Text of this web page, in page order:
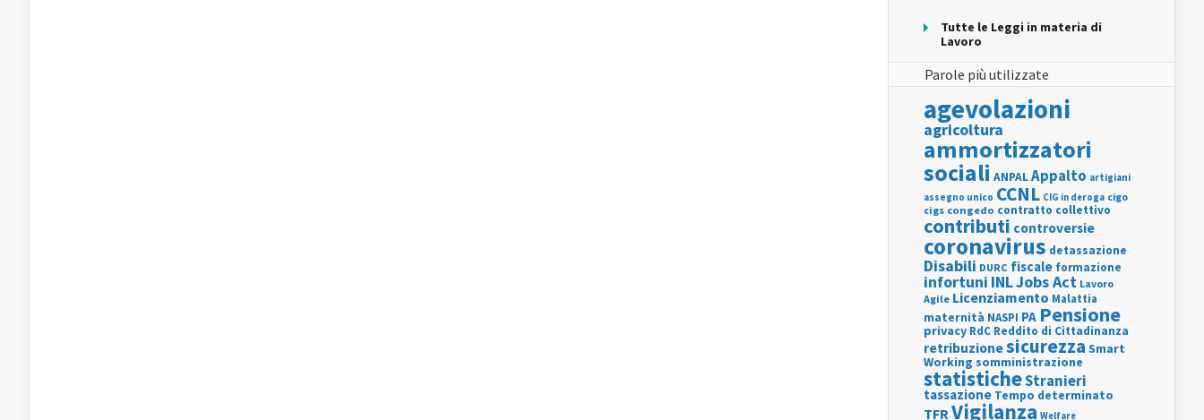
Tutte le Leggi in materia di
Lavoro
Parole più utilizzate
agevolazioni
agricoltura
ammortizzatori
sociali ANPALAppalto artigiani
assegno unico CCNL CIG in deroga cigo
cigs congedo contratto collettivo
contributi controversie
coronavirus detassazione
Disabili DURC fiscale formazione
infortuni INLJobs Act Lavoro
Agile Licenziamento Malattia
maternità NASPI PA Pensione
privacy RdC Reddito di Cittadinanza
retribuzionesicurezza Smart
Working somministrazione
statisticheStranieri
tassazione Tempo determinato
TFRVigilanza Welfare